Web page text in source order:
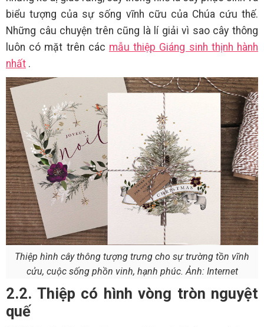
biểu tượng của sự sống vĩnh cữu của Chúa cứu thế.
Những câu chuyện trên cũng là lí giải vì sao cây thông
luôn có mặt trên các mẫu thiệp Giáng sinh thịnh hành
nhất .
Thiệp hình cây thông tượng trưng cho sự trường tồn vĩnh
cửu, cuộc sống phồn vinh, hạnh phúc. Ảnh: Internet
2.2. Thiệp có hình vòng tròn nguyệt
quế